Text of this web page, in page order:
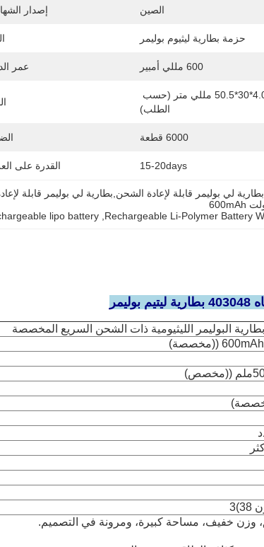
الصين إصدار
حزمة بطارية ليثيوم بوليمر
600 مللي أمبير عمر
الطلب)
6000 قطعة
15-20days القدرة على
Rechargeable Li-Polymer Battery
,
lipo battery
وزن خفيف، مساحة كبيرة، ومرونة في التصميم.